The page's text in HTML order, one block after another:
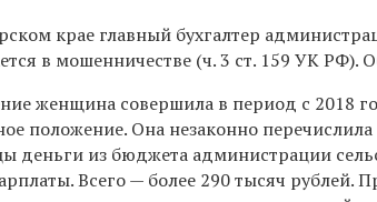
крае главный бухгалтер
в мошенничестве (ч. 3 ст. 159 УК
женщина совершила в период с 2018
положение. Она незаконно
деньги из бюджета администрации
Всего — более 290 тысяч рублей.